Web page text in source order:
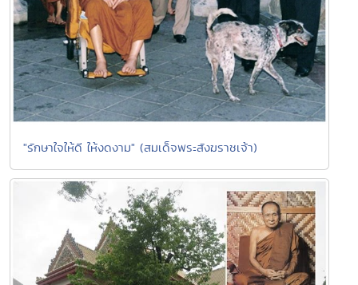
"รักษาใจให้ดี ให้งดงาม" (สมเด็จพระสังฆราชเจ้า)